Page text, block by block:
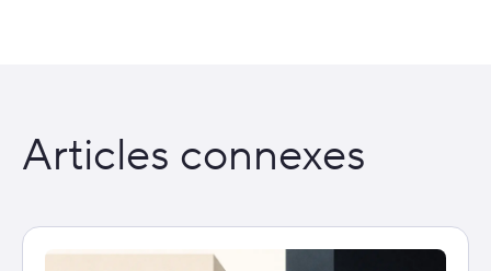
Articles connexes